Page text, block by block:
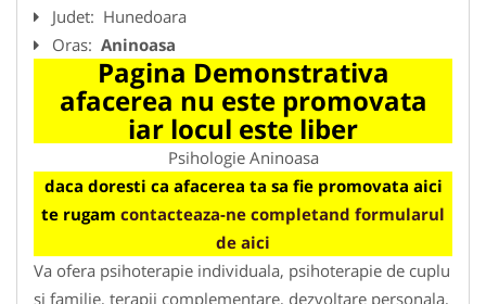
Judet: Hunedoara
Oras: Aninoasa
Pagina Demonstrativa
afacerea nu este promovata
iar locul este liber
Psihologie Aninoasa
daca doresti ca afacerea ta sa fie promovata aici
te rugam contacteaza-ne completand formularul
de aici
Va ofera psihoterapie individuala, psihoterapie de cuplu
si familie, terapii complementare, dezvoltare personala,